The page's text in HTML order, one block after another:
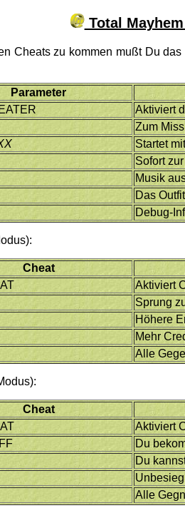
Total
Cheats zu kommen mußt Du
Parameter
Aktiviert
Zum
Startet
Sofort
Musik
Das
Debug-
Cheat
Aktiviert
Sprung
Höhere
Mehr
Alle
Cheat
Aktiviert
Du
Du
Alle